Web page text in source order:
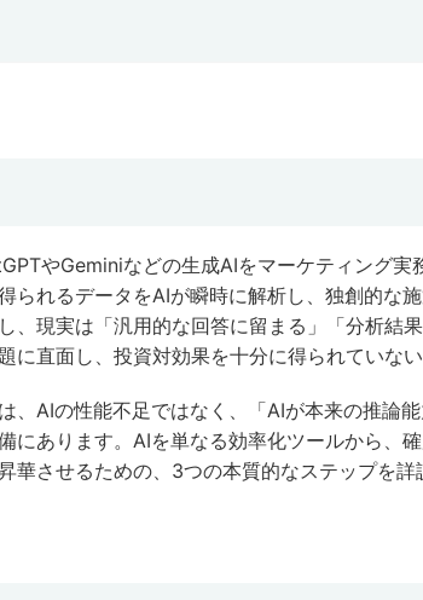
やGeminiなどの生成AIをマーケティング実
られるデータをAIが瞬時に解析し、独創的な
現実は「汎用的な回答に留まる」「分析結
に直面し、投資対効果を十分に得られていない
、AIの性能不足ではなく、「AIが本来の推論
にあります。AIを単なる効率化ツールから、
華させるための、3つの本質的なステップを詳